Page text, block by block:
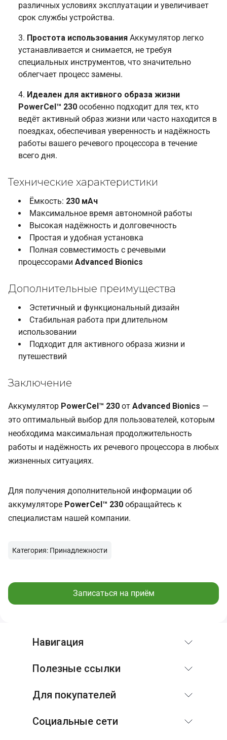
различных условиях эксплуатации и увеличивает
срок службы устройства.
Простота использования Аккумулятор легко
устанавливается и снимается, не требуя
специальных инструментов, что значительно
облегчает процесс замены.
Идеален для активного образа жизни
PowerCel™ 230 особенно подходит для тех, кто
ведёт активный образ жизни или часто находится в
поездках, обеспечивая уверенность и надёжность
работы вашего речевого процессора в течение
всего дня.
Технические характеристики
Ёмкость: 230 мАч
Максимальное время автономной работы
Высокая надёжность и долговечность
Простая и удобная установка
Полная совместимость с речевыми
процессорами Advanced Bionics
Дополнительные преимущества
Эстетичный и функциональный дизайн
Стабильная работа при длительном
использовании
Подходит для активного образа жизни и
путешествий
Заключение
Аккумулятор PowerCel™ 230 от Advanced Bionics —
это оптимальный выбор для пользователей, которым
необходима максимальная продолжительность
работы и надёжность их речевого процессора в любых
жизненных ситуациях.
Для получения дополнительной информации об
аккумуляторе PowerCel™ 230 обращайтесь к
специалистам нашей компании.
Категория: Принадлежности
Записаться на приём
Навигация
Полезные ссылки
Для покупателей
Социальные сети